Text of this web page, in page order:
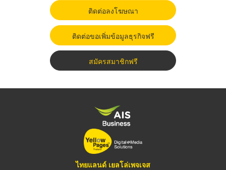
ติดต่อลงโฆษณา
ติดต่อขอเพิ่มข้อมูลธุรกิจฟรี
สมัครสมาชิกฟรี
ไทยแลนด์ เยลโล่เพจเจส